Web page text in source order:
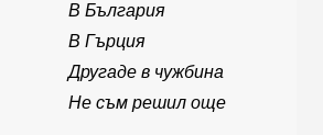
В България
В Гърция
Другаде в чужбина
Не съм решил още